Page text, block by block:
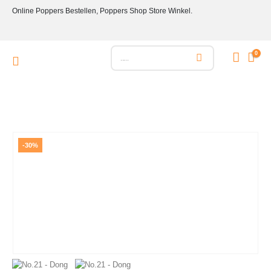
Online Poppers Bestellen, Poppers Shop Store Winkel.
0
-30%